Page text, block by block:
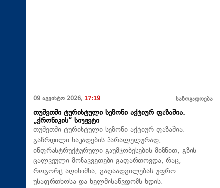
09 აგვისტო 2026, 17:19 საზოგადოება
თუშეთში ტურისტული სეზონი აქტიურ ფაზაშია.
„ქრონიკის“ სიუჟეტი
თუშეთში ტურისტული სეზონი აქტიურ ფაზაშია.
გაზრდილი ნაკადების პარალელურად,
ინფრასტრუქტურული გაუმჯობესების მიზნით, გზის
ცალკეული მონაკვეთები გაფართოვდა, რაც,
როგორც აღინიშნა, გადაადგილებას უფრო
უსაფრთხოსა და ხელმისაწვდომს ხდის.